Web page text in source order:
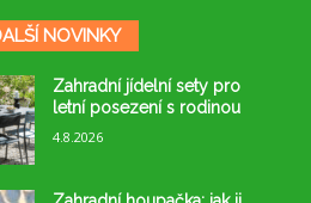
NOVINKY
Zahradní jídelní sety pro
letní posezení s rodinou
4.8.2026